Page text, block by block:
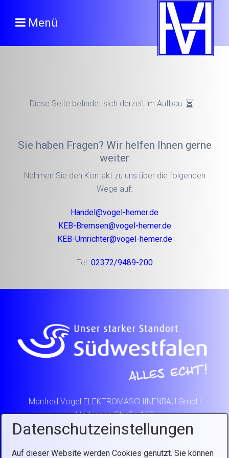
Menü
Diese Seite befindet sich derzeit im Aufbau.
Sie haben Fragen? Wir helfen Ihnen gerne
weiter
Nehmen Sie den Kontakt zu uns über die folgenden
Wege auf:
Handel@vogel-hemer.de
KEB-Bremsen@vogel-hemer.de
KEB-Umrichter@vogel-hemer.de
Tel. 02372/9489-200
Manfred Vogel ELEKTROMASCHINENBAU GmbH
Märkische Straße 163
58675 Hemer
Telefon: +49 2372 9489 0
Datenschutzeinstellungen
Auf dieser Website werden Cookies genutzt. Sie können